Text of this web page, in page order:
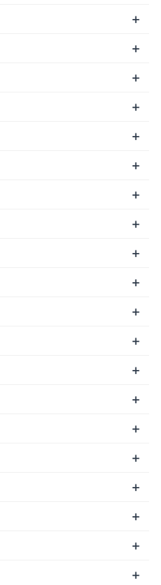
+
+
+
+
+
+
+
+
+
+
+
+
+
+
+
+
+
+
+
+